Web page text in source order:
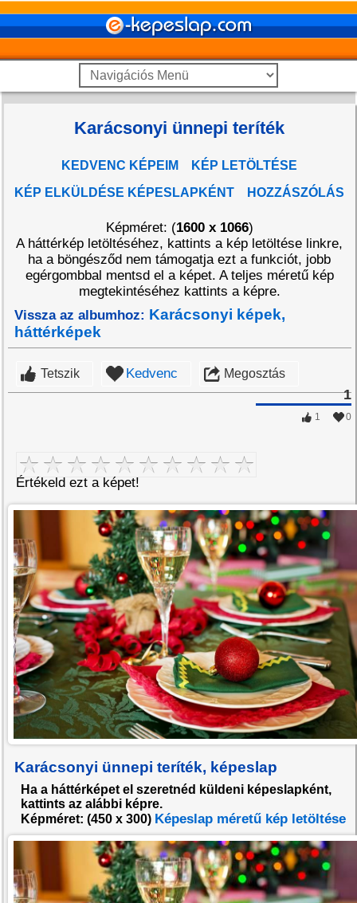
Karácsonyi ünnepi teríték
KEDVENC KÉPEIM
KÉP LETÖLTÉSE
KÉP ELKÜLDÉSE KÉPESLAPKÉNT
HOZZÁSZÓLÁS
Képméret: (1600 x 1066)
A háttérkép letöltéséhez, kattints a kép letöltése linkre,
ha a böngésződ nem támogatja ezt a funkciót, jobb
egérgombbal mentsd el a képet. A teljes méretű kép
megtekintéséhez kattints a képre.
Vissza az albumhoz: Karácsonyi képek,
háttérképek
Tetszik Kedvenc Megosztás
1
0
1
Értékeld ezt a képet!
Karácsonyi ünnepi teríték, képeslap
Ha a háttérképet el szeretnéd küldeni képeslapként,
kattints az alábbi képre.
Képméret: (450 x 300) Képeslap méretű kép letöltése